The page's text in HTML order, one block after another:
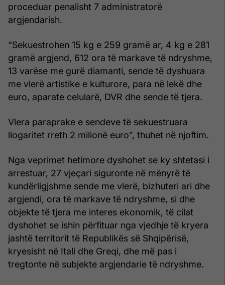
proceduar penalisht 7 administratorë
argjendarish.
“Sekuestrohen 15 kg e 259 gramë ar, 4 kg e 281
gramë argjend, 612 ora të markave të ndryshme,
13 varëse me gurë diamanti, sende të dyshuara
me vlerë artistike e kulturore, para në lekë dhe
euro, aparate celularë, DVR dhe sende të tjera.
Vlera paraprake e sendeve të sekuestruara
llogaritet rreth 2 milionë euro”, thuhet në njoftim.
Nga veprimet hetimore dyshohet se ky shtetasi i
arrestuar, 27 vjeçari siguronte në mënyrë të
kundërligjshme sende me vlerë, bizhuteri ari dhe
argjendi, ora të markave të ndryshme, si dhe
objekte të tjera me interes ekonomik, të cilat
dyshohet se ishin përfituar nga vjedhje të kryera
jashtë territorit të Republikës së Shqipërisë,
kryesisht në Itali dhe Greqi, dhe më pas i
tregtonte në subjekte argjendarie të ndryshme.